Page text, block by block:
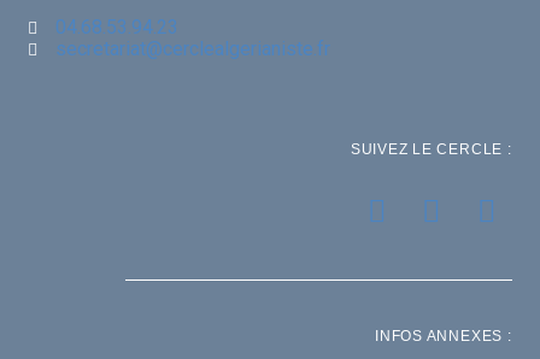
04.68.53.94.23
secretariat@cerclealgerianiste.fr
SUIVEZ LE CERCLE :
INFOS ANNEXES :